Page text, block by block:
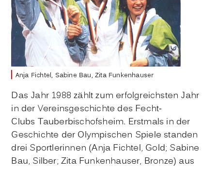
Anja Fichtel, Sabine Bau, Zita Funkenhauser
Das Jahr 1988 zählt zum erfolgreichsten Jahr
in der Vereinsgeschichte des Fecht-
Clubs Tauberbischofsheim. Erstmals in der
Geschichte der Olympischen Spiele standen
drei Sportlerinnen (Anja Fichtel, Gold; Sabine
Bau, Silber; Zita Funkenhauser, Bronze) aus